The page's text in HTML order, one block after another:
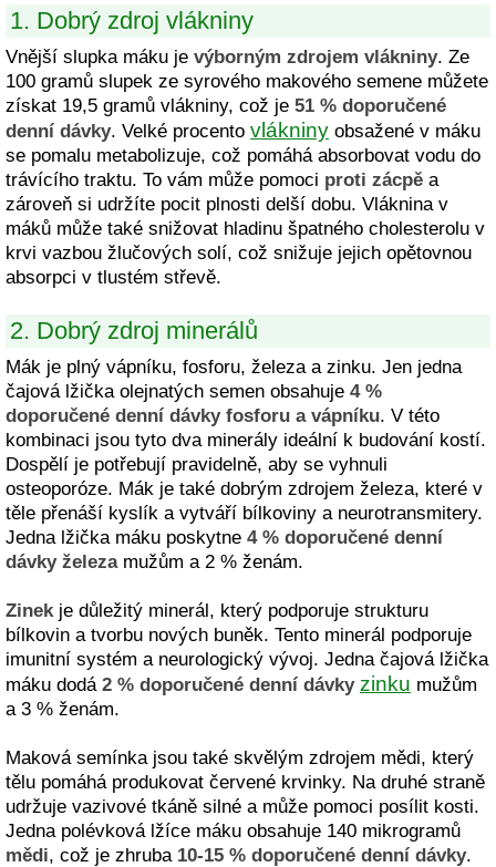
1. Dobrý zdroj vlákniny
Vnější slupka máku je výborným zdrojem vlákniny. Ze
100 gramů slupek ze syrového makového semene můžete
získat 19,5 gramů vlákniny, což je 51 % doporučené
denní dávky. Velké procento vlákniny obsažené v máku
se pomalu metabolizuje, což pomáhá absorbovat vodu do
trávícího traktu. To vám může pomoci proti zácpě a
zároveň si udržíte pocit plnosti delší dobu. Vláknina v
máků může také snižovat hladinu špatného cholesterolu v
krvi vazbou žlučových solí, což snižuje jejich opětovnou
absorpci v tlustém střevě.
2. Dobrý zdroj minerálů
Mák je plný vápníku, fosforu, železa a zinku. Jen jedna
čajová lžička olejnatých semen obsahuje 4 %
doporučené denní dávky fosforu a vápníku. V této
kombinaci jsou tyto dva minerály ideální k budování kostí.
Dospělí je potřebují pravidelně, aby se vyhnuli
osteoporóze. Mák je také dobrým zdrojem železa, které v
těle přenáší kyslík a vytváří bílkoviny a neurotransmitery.
Jedna lžička máku poskytne 4 % doporučené denní
dávky železamužům a 2 % ženám.
Zinekje důležitý minerál, který podporuje strukturu
bílkovin a tvorbu nových buněk. Tento minerál podporuje
imunitní systém a neurologický vývoj. Jedna čajová lžička
máku dodá 2 % doporučené denní dávky zinku mužům
a 3 % ženám.
Maková semínka jsou také skvělým zdrojem mědi, který
tělu pomáhá produkovat červené krvinky. Na druhé straně
udržuje vazivové tkáně silné a může pomoci posílit kosti.
Jedna polévková lžíce máku obsahuje 140 mikrogramů
mědi, což je zhruba 10-15 % doporučené denní dávky.